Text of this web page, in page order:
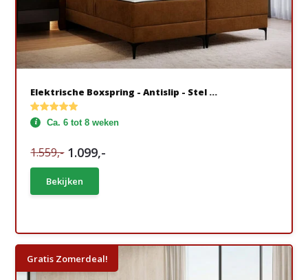
Elektrische Boxspring - Antislip - Stel ...
Ca. 6 tot 8 weken
1.559,- 1.099,-
Bekijken
Gratis Zomerdeal!